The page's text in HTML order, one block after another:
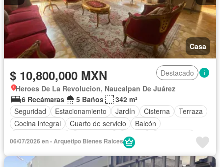
Casa
$ 10,800,000 MXN
Destacado
Heroes De La Revolucion, Naucalpan De Juárez
6 Recámaras
5 Baños
342 m²
Seguridad
Estacionamiento Jardín Cisterna
Terraza
Cocina integral
Cuarto de servicio
Balcón
Bodega
Circuito cerrado de televisión
Agua
Cuarto de Limpieza
Zonas verdes
Despacho
Vista panorámica
06/07/2026 en - Arquetipo Bienes Raices